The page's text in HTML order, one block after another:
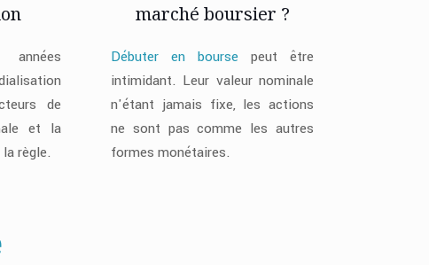
de
et la
règle.
marché boursier ?
Débuter en bourse peut être
intimidant. Leur valeur nominale
n'étant jamais fixe, les actions
ne sont pas comme les autres
formes monétaires.